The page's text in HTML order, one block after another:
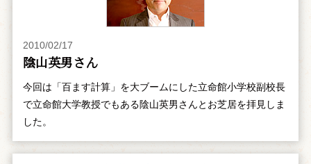
2010/02/17
陰山英男さん
今回は「百ます計算」を大ブームにした立命館小学校副校長
で立命館大学教授でもある陰山英男さんとお芝居を拝見しま
した。